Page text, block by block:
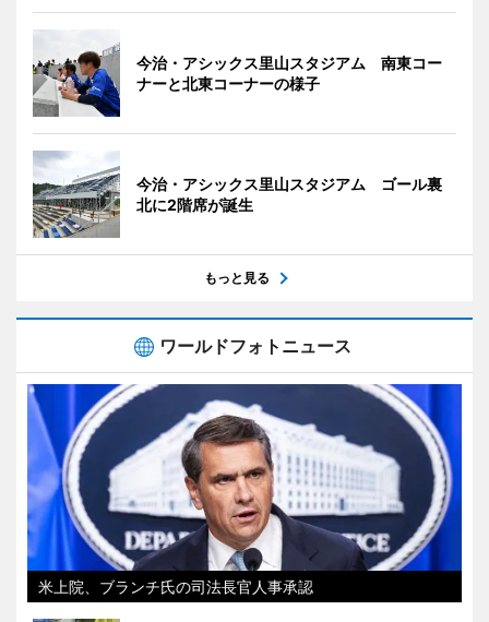
今治・アシックス里山スタジアム 南東コー
ナーと北東コーナーの様子
今治・アシックス里山スタジアム ゴール裏
北に2階席が誕生
もっと見る
ワールドフォトニュース
米上院、ブランチ氏の司法長官人事承認